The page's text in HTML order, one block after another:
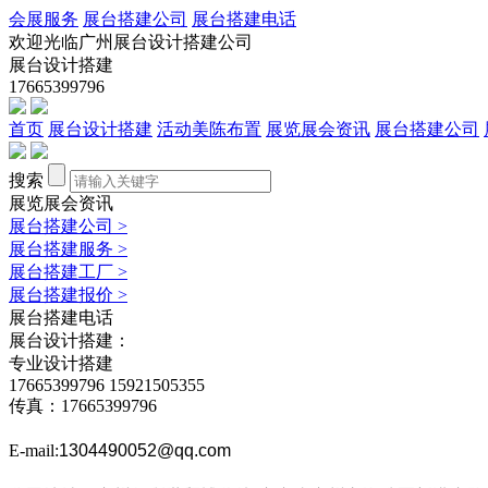
会展服务 展台搭建公司 展台搭建电话
欢迎光临广州展台设计搭建公司
展台设计搭建
17665399796
首页 展台设计搭建 活动美陈布置 展览展会资讯 展台搭建公司
搜索
展览展会资讯
展台搭建公司 >
展台搭建服务 >
展台搭建工厂 >
展台搭建报价 >
展台搭建电话
展台设计搭建：
专业设计搭建
17665399796 15921505355
传真：17665399796
E-mail:1304490052@qq.com